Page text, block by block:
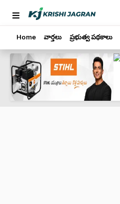
Home వార్తలు ప్రభుత్వ పథకాలు